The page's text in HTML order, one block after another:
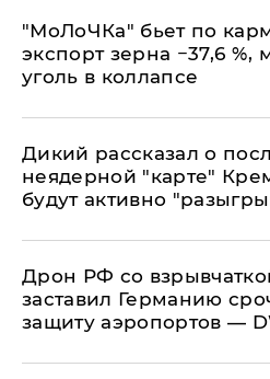
​"МоЛоЧКа" бьет по
экспорт зерна −37,6 %,
уголь в коллапсе
Дикий рассказал о
неядерной "карте"
будут активно
​Дрон РФ со
заставил Германию
защиту аэропортов —